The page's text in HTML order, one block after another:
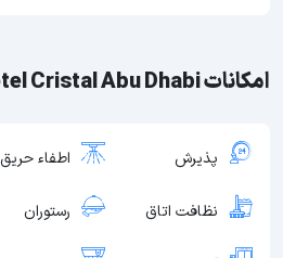
امکانات Hotel Cristal Abu Dhabi
پذیرش اطفاء حریق
نظافت اتاق رستوران